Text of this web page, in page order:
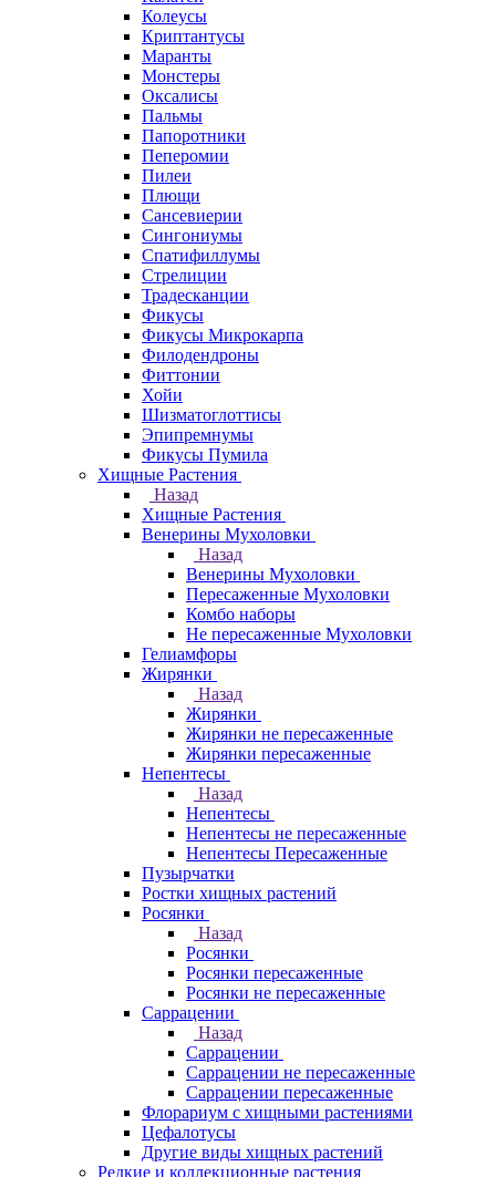
Колеусы
Криптантусы
Маранты
Монстеры
Оксалисы
Пальмы
Папоротники
Пеперомии
Пилеи
Плющи
Сансевиерии
Сингониумы
Спатифиллумы
Стрелиции
Традесканции
Фикусы
Фикусы Микрокарпа
Филодендроны
Фиттонии
Хойи
Шизматоглоттисы
Эпипремнумы
Фикусы Пумила
Хищные Растения
Назад
Хищные Растения
Венерины Мухоловки
Назад
Венерины Мухоловки
Пересаженные Мухоловки
Комбо наборы
Не пересаженные Мухоловки
Гелиамфоры
Жирянки
Назад
Жирянки
Жирянки не пересаженные
Жирянки пересаженные
Непентесы
Назад
Непентесы
Непентесы не пересаженные
Непентесы Пересаженные
Пузырчатки
Ростки хищных растений
Росянки
Назад
Росянки
Росянки пересаженные
Росянки не пересаженные
Саррацении
Назад
Саррацении
Саррацении не пересаженные
Саррацении пересаженные
Флорариум с хищными растениями
Цефалотусы
Другие виды хищных растений
Редкие и коллекционные растения